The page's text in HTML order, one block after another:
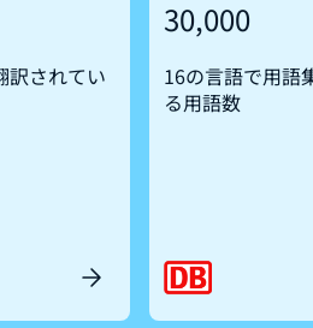
訳されてい
30,000
16の言語で用語
る用語数